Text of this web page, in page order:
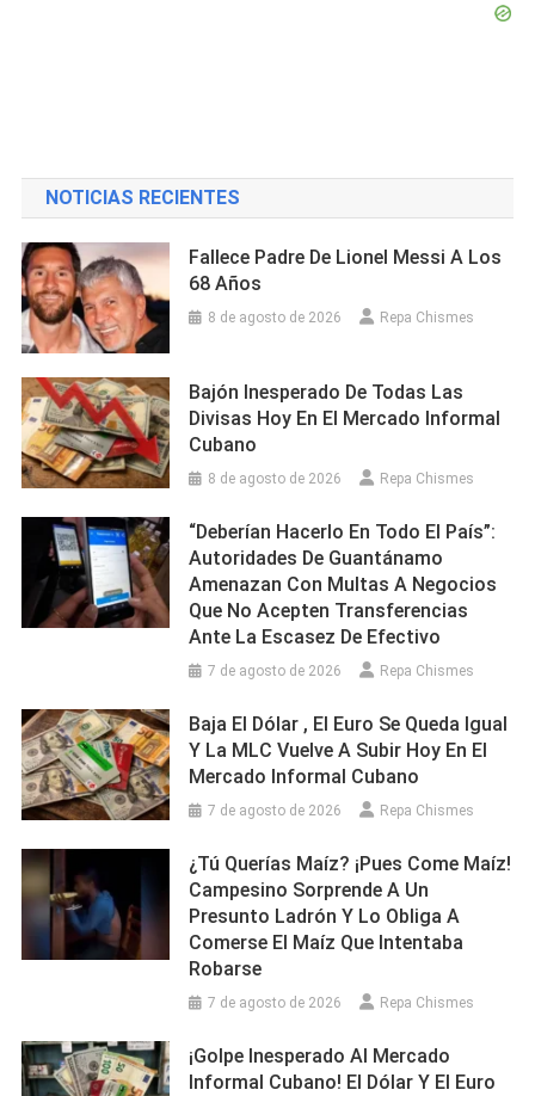
NOTICIAS RECIENTES
Fallece Padre De Lionel Messi A Los
68 Años
8 de agosto de 2026 Repa Chismes
Bajón Inesperado De Todas Las
Divisas Hoy En El Mercado Informal
Cubano
8 de agosto de 2026 Repa Chismes
“Deberían Hacerlo En Todo El País”:
Autoridades De Guantánamo
Amenazan Con Multas A Negocios
Que No Acepten Transferencias
Ante La Escasez De Efectivo
7 de agosto de 2026 Repa Chismes
Baja El Dólar , El Euro Se Queda Igual
Y La MLC Vuelve A Subir Hoy En El
Mercado Informal Cubano
7 de agosto de 2026 Repa Chismes
¿Tú Querías Maíz? ¡Pues Come Maíz!
Campesino Sorprende A Un
Presunto Ladrón Y Lo Obliga A
Comerse El Maíz Que Intentaba
Robarse
7 de agosto de 2026 Repa Chismes
¡Golpe Inesperado Al Mercado
Informal Cubano! El Dólar Y El Euro